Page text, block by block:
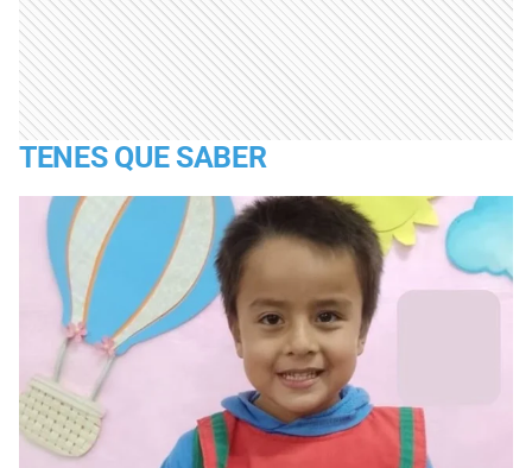
TENES QUE SABER